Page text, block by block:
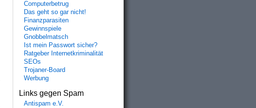
Computerbetrug
Das geht so gar nicht!
Finanzparasiten
Gewinnspiele
Gnobbelmatsch
Ist mein Passwort sicher?
Ratgeber Internetkriminalität
SEOs
Trojaner-Board
Werbung
Links gegen Spam
Antispam e.V.